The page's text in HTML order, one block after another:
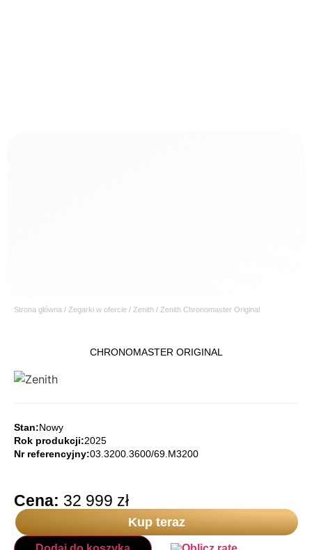
Strona główna / Zegarki w ofercie / Zenith / Zenith Chronomaster Original
CHRONOMASTER ORIGINAL
Stan:Nowy
Rok produkcji:2025
Nr referencyjny:03.3200.3600/69.M3200
Cena: 32 999 zł
Kup teraz